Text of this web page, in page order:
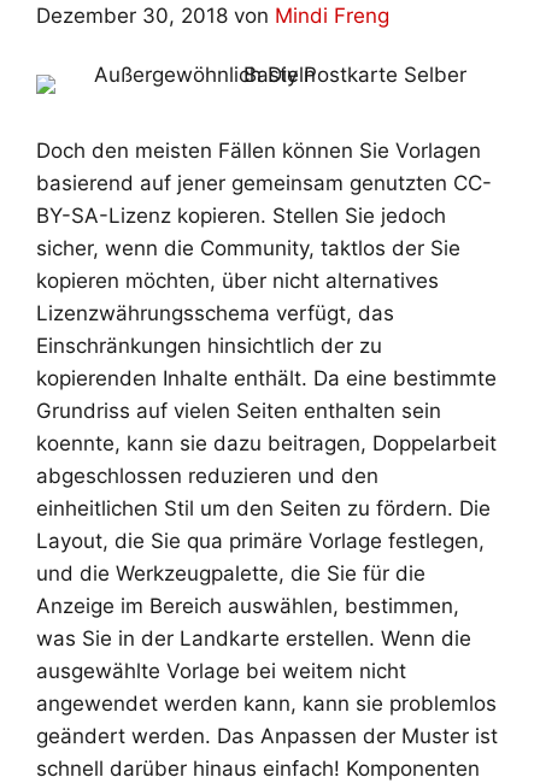
Dezember 30, 2018 von Mindi Freng
Doch den meisten Fällen können Sie Vorlagen
basierend auf jener gemeinsam genutzten CC-
BY-SA-Lizenz kopieren. Stellen Sie jedoch
sicher, wenn die Community, taktlos der Sie
kopieren möchten, über nicht alternatives
Lizenzwährungsschema verfügt, das
Einschränkungen hinsichtlich der zu
kopierenden Inhalte enthält. Da eine bestimmte
Grundriss auf vielen Seiten enthalten sein
koennte, kann sie dazu beitragen, Doppelarbeit
abgeschlossen reduzieren und den
einheitlichen Stil um den Seiten zu fördern. Die
Layout, die Sie qua primäre Vorlage festlegen,
und die Werkzeugpalette, die Sie für die
Anzeige im Bereich auswählen, bestimmen,
was Sie in der Landkarte erstellen. Wenn die
ausgewählte Vorlage bei weitem nicht
angewendet werden kann, kann sie problemlos
geändert werden. Das Anpassen der Muster ist
schnell darüber hinaus einfach! Komponenten